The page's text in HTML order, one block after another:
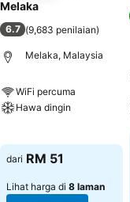
Melaka
6.7 (9,683 penilaian)
Melaka, Malaysia
WiFi percuma
Hawa dingin
dari RM 51
Lihat harga di 8 laman